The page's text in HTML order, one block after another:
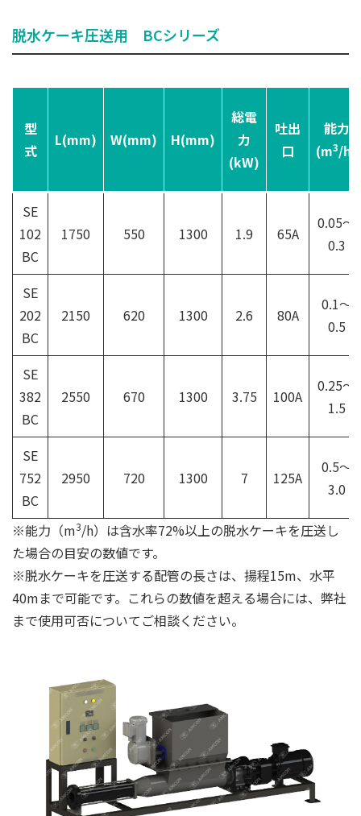
脱水ケーキ圧送用 BCシリーズ
型
式
L(mm) W(mm) H(mm)
総電
力
(kW)
吐出
口
能力
(m3/h)
SE
102
BC
1750 550 1300 1.9 65A
0.05～
0.3
SE
202
BC
2150 620 1300 2.6 80A
0.1～
0.5
SE
382
BC
2550 670 1300 3.75 100A
0.25～
1.5
SE
752
BC
2950 720 1300 7 125A
0.5～
3.0
※能力（m3/h）は含水率72%以上の脱水ケーキを圧送し
た場合の目安の数値です。
※脱水ケーキを圧送する配管の長さは、揚程15m、水平
40mまで可能です。これらの数値を超える場合には、弊社
まで使用可否についてご相談ください。